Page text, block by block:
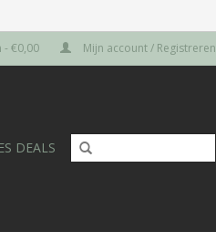
- €0,00 Mijn account / Registreren
DEALS